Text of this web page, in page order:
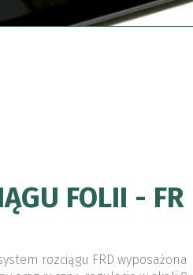
FOLII - FR
rozciągu FRD wyposażona